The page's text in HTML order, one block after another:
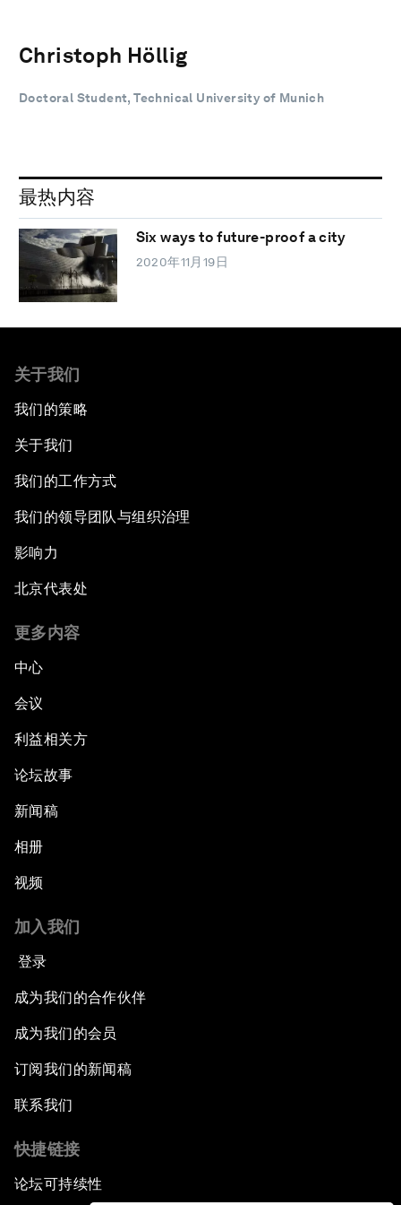
Christoph Höllig
Doctoral Student, Technical University of Munich
最热内容
Six ways to future-proof a city
2020年11月19日
关于我们
我们的策略
关于我们
我们的工作方式
我们的领导团队与组织治理
影响力
北京代表处
更多内容
中心
会议
利益相关方
论坛故事
新闻稿
相册
视频
加入我们
登录
成为我们的合作伙伴
成为我们的会员
订阅我们的新闻稿
联系我们
快捷链接
论坛可持续性